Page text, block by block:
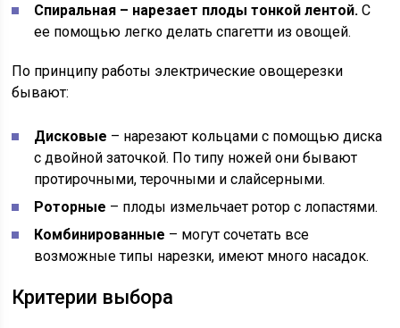
Спиральная – нарезает плоды тонкой лентой. С
ее помощью легко делать спагетти из овощей.
По принципу работы электрические овощерезки
бывают:
Дисковые – нарезают кольцами с помощью диска
с двойной заточкой. По типу ножей они бывают
протирочными, терочными и слайсерными.
Роторные – плоды измельчает ротор с лопастями.
Комбинированные – могут сочетать все
возможные типы нарезки, имеют много насадок.
Критерии выбора